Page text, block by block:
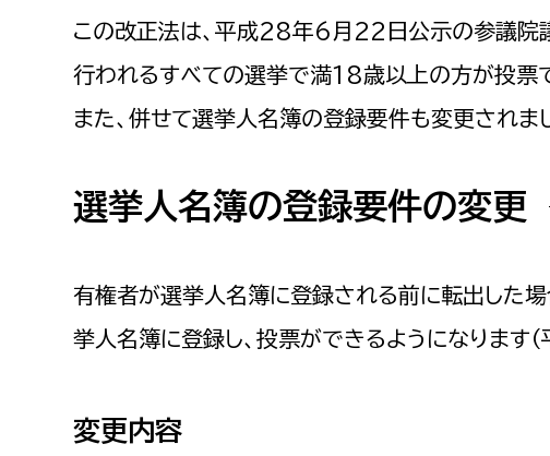
高齢者
障がい者
事業者
労働者
求職者
地域政策課
戸籍住民課
防災対策課
生活援護課
障がい福祉課
子ども若者支
この改正法は、平成28年6月22日公示の参議院
行われるすべての選挙で満18歳以上の方が投票
また、併せて選挙人名簿の登録要件も変更されま
選挙人名簿の登録要件の変更
有権者が選挙人名簿に登録される前に転出した
挙人名簿に登録し、投票ができるようになります
変更内容